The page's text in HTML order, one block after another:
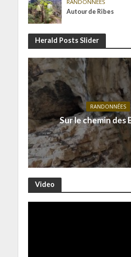
RANDONNÉES
Autour de Ribes
Herald Posts Slider
RANDONNÉES
Sur le chemin des
Video